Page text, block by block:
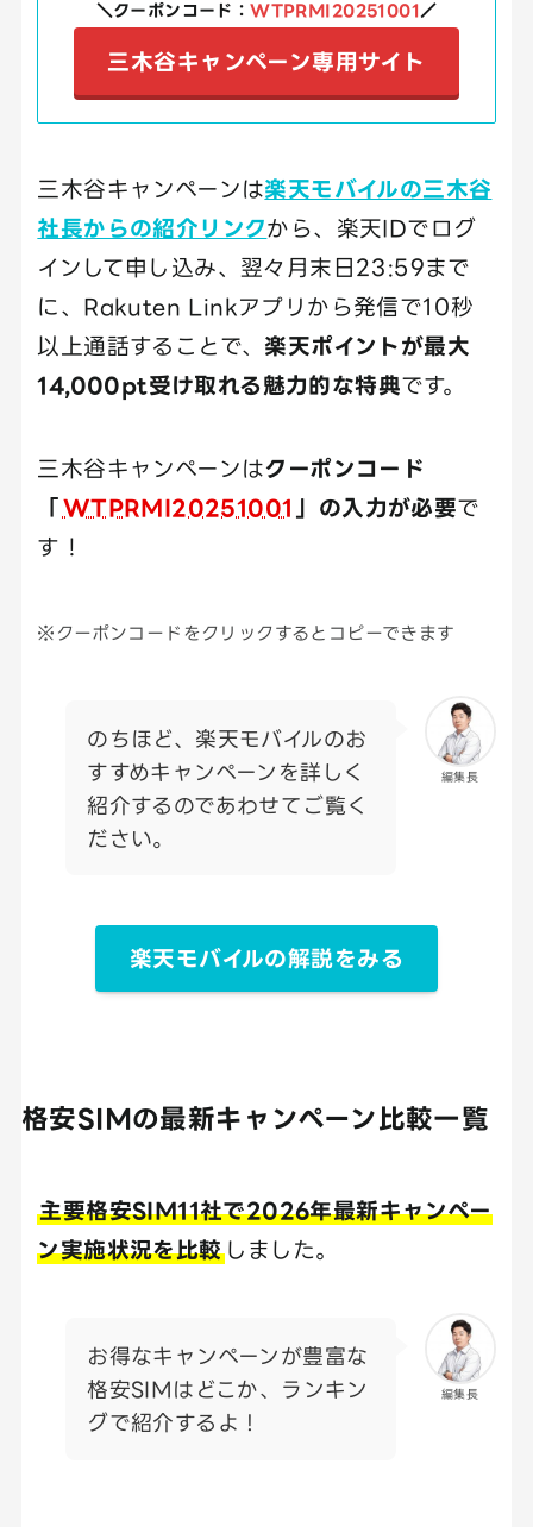
＼クーポンコード：WTPRMI20251001 ／
三木谷キャンペーン専用サイト
三木谷キャンペーンは楽天モバイルの三木谷
社長からの紹介リンクから、楽天IDでログ
インして申し込み、翌々月末日23:59まで
に、Rakuten Linkアプリから発信で10秒
以上通話することで、 楽天ポイントが最大
14,000pt受け取れる魅力的な特典です。
三木谷キャンペーンはクーポンコード
「WTPRMI20251001 」の入力が必要で
す！
※クーポンコードをクリックするとコピーできます
編集長
のちほど、楽天モバイルのお
すすめキャンペーンを詳しく
紹介するのであわせてご覧く
ださい。
楽天モバイルの解説をみる
格安SIMの最新キャンペーン比較一覧
主要格安SIM11社で2026年最新キャンペー
ン実施状況を比較しました。
編集長
お得なキャンペーンが豊富な
格安SIMはどこか、ランキン
グで紹介するよ！